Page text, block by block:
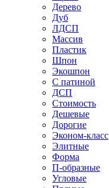
Дерево
Дуб
ЛДСП
Массив
Пластик
Шпон
Экошпон
С патиной
ДСП
Стоимость
Дешевые
Дорогие
Эконом-класс
Элитные
Форма
П-образные
Угловые